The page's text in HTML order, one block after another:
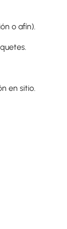
o afín).
en sitio.